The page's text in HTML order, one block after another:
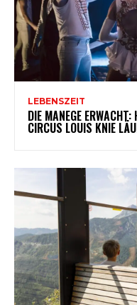
LEBENSZEIT
DIE MANEGE
CIRCUS LOUIS KNIE